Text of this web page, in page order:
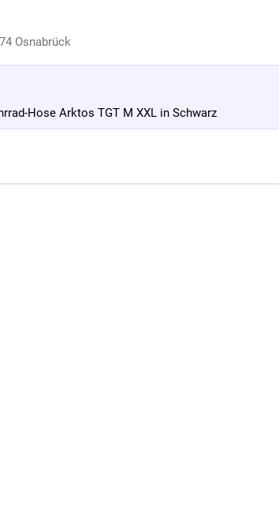
Osnabrück
Hose Arktos TGT M XXL in Schwarz